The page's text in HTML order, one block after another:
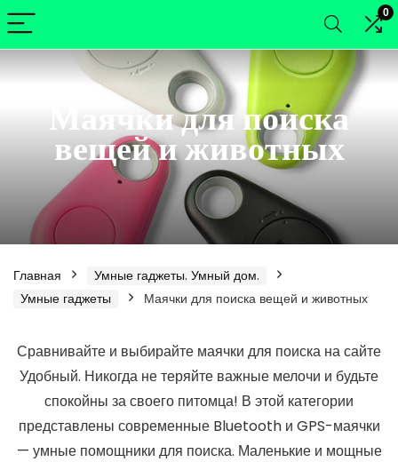
0
Маячки для поиска
вещей и животных
Главная
Умные гаджеты. Умный дом.
Умные гаджеты
Маячки для поиска вещей и животных
Сравнивайте и выбирайте маячки для поиска на сайте
Удобный. Никогда не теряйте важные мелочи и будьте
спокойны за своего питомца! В этой категории
представлены современные Bluetooth и GPS-маячки
— умные помощники для поиска. Маленькие и мощные